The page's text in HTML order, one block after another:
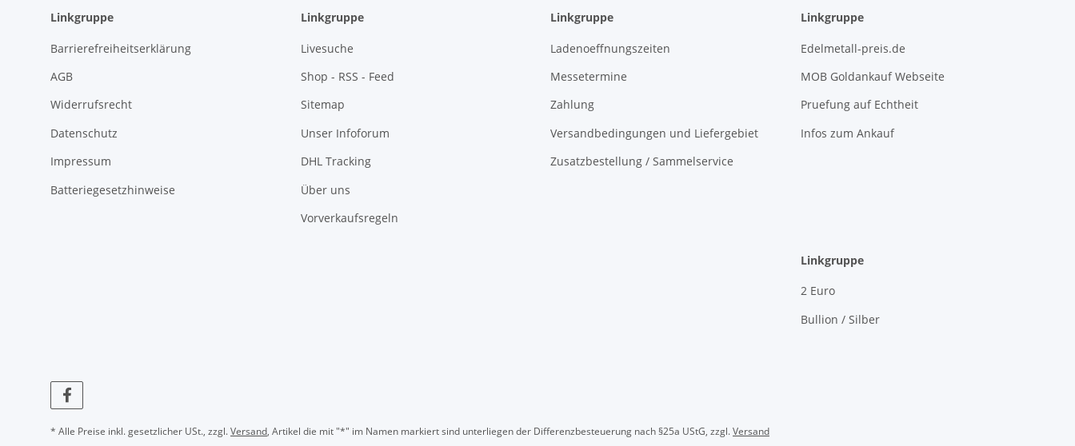
Linkgruppe
Barrierefreiheitserklärung
AGB
Widerrufsrecht
Datenschutz
Impressum
Batteriegesetzhinweise
Linkgruppe
Livesuche
Shop - RSS - Feed
Sitemap
Unser Infoforum
DHL Tracking
Über uns
Vorverkaufsregeln
Linkgruppe
Ladenoeffnungszeiten
Messetermine
Zahlung
Versandbedingungen und Liefergebiet
Zusatzbestellung / Sammelservice
Linkgruppe
Edelmetall-preis.de
MOB Goldankauf Webseite
Pruefung auf Echtheit
Infos zum Ankauf
Linkgruppe
2 Euro
Bullion / Silber
* Alle Preise inkl. gesetzlicher USt., zzgl.Versand, Artikel die mit "*" im Namen markiert sind unterliegen der Differenzbesteuerung nach §25a UStG, zzgl.Versand